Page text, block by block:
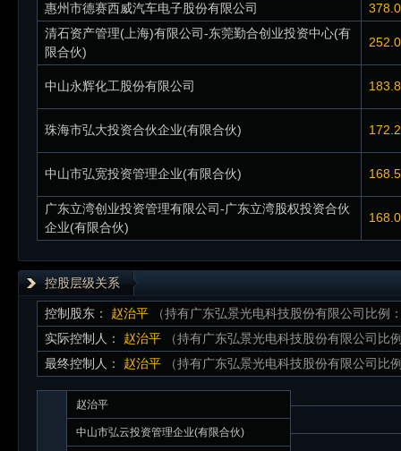
惠州市德赛西威汽车电子股份有限公司
清石资产管理(上海)有限公司-东莞勤合创业投资中心(有
限合伙)
中山永辉化工股份有限公司
珠海市弘大投资合伙企业(有限合伙)
中山市弘宽投资管理企业(有限合伙)
广东立湾创业投资管理有限公司-广东立湾股权投资合伙
企业(有限合伙)
控股层级关系
控制股东： 赵治平
（持有广东弘景光电科技股份有限公司比例
实际控制人：
赵治平
（持有广东弘景光电科技股份有限公司比
最终控制人：
赵治平 （持有广东弘景光电科技股份有限公司比
赵治平
中山市弘云投资管理企业(有限合伙)